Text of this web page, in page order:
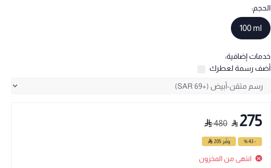
الحجم:
100 ml
خدمات إضافية:
أضف رسمة لعطرك
275
480
- 43 % وفّر 205
انتهى من المخزون